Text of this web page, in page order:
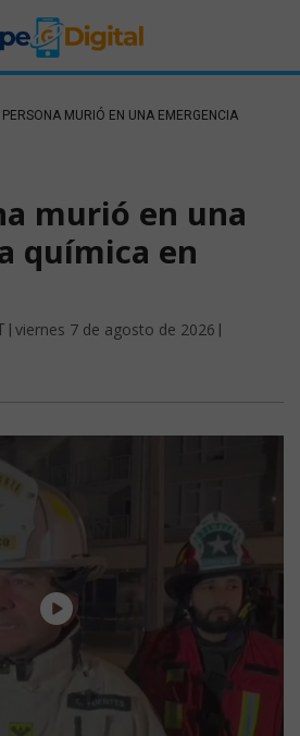
MURIÓ EN UNA EMERGENCIA
murió en una
química en
| viernes 7 de agosto de 2026